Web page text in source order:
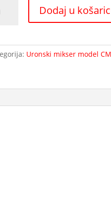
Dodaj u
Uronski mikser model